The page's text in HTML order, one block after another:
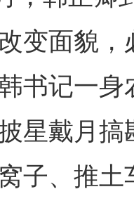
变面貌
书记一
星戴月
子、推